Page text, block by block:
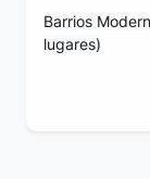
Barrios
lugares)